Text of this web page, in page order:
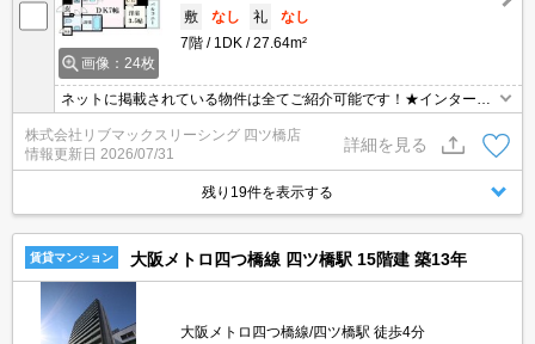
画像：24枚
敷
なし 礼
なし
7階
1DK 27.64m²
ネットに掲載されている物件は全てご紹介可能です！★インターネ
ット・Wi-Fi無料★初期費用クレジット決済可能★3駅3沿線利用可能
で主要エリアへのアクセス良好です♪人気の本町エリアでの募集です
♪
株式会社リブマックスリーシング 四ツ橋店
情報更新日 2026/07/31
詳細を見る
残り19件を表示する
賃貸マンション 大阪メトロ四つ橋線 四ツ橋駅 15階建 築13年
大阪メトロ四つ橋線/四ツ橋駅 徒歩4分